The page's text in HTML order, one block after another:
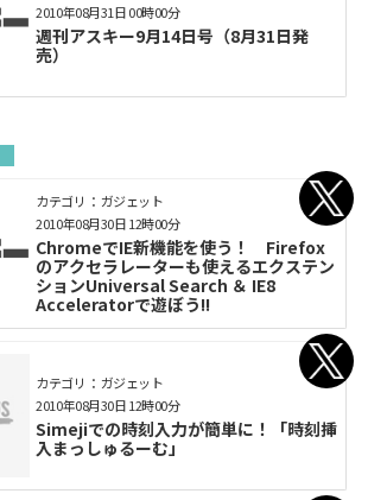
週刊アスキー9月14日号（8月31日発
売）
2010年08月31日 00時00分
カテゴリ： ガジェット
ChromeでIE新機能を使う！ Firefox
のアクセラレーターも使えるエクステン
ションUniversal Search ＆ IE8
Acceleratorで遊ぼう!!
2010年08月30日 12時00分
カテゴリ： ガジェット
Simejiでの時刻入力が簡単に！「時刻挿
入まっしゅるーむ」
2010年08月30日 12時00分